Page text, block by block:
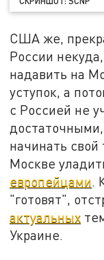
США же,
России
надавить на
уступок, а
с Россией не
начинать
Москве
европейцами.
"готовят",
актуальных
Украине.